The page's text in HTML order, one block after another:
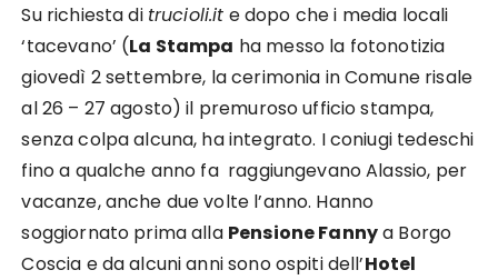
Su richiesta di trucioli.it e dopo che i media locali
‘tacevano’ (La Stampa ha messo la fotonotizia
giovedì 2 settembre, la cerimonia in Comune risale
al 26 – 27 agosto) il premuroso ufficio stampa,
senza colpa alcuna, ha integrato. I coniugi tedeschi
fino a qualche anno fa raggiungevano Alassio, per
vacanze, anche due volte l’anno. Hanno
soggiornato prima alla Pensione Fannya Borgo
Coscia e da alcuni anni sono ospiti dell’Hotel